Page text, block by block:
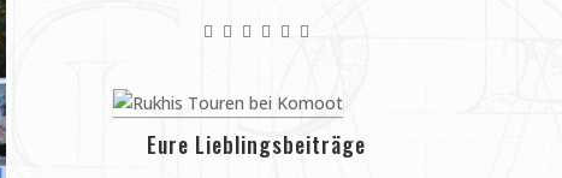
Eure Lieblingsbeiträge